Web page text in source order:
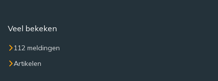
Veel bekeken
112 meldingen
Artikelen